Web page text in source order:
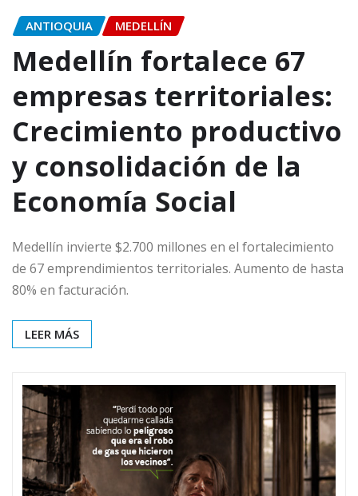
ANTIOQUIA MEDELLÍN
Medellín fortalece 67
empresas territoriales:
Crecimiento productivo
y consolidación de la
Economía Social
Medellín invierte $2.700 millones en el fortalecimiento
de 67 emprendimientos territoriales. Aumento de hasta
80% en facturación.
LEER MÁS